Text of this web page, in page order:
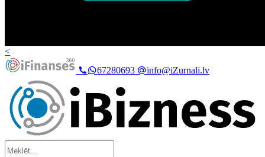
<
67280693
info@iZurnali.lv